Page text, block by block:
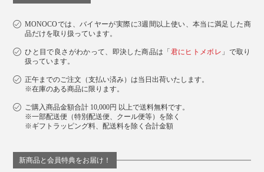
MONOCOでは、バイヤーが実際に3週間以上使い、本当に満足した商
品だけを取り扱っています。
ひと目で良さがわかって、即決した商品は「君にヒトメボレ 」で取り
扱っています。
正午までのご注文（支払い済み）は当日出荷いたします。
※在庫のある商品に限ります。
ご購入商品金額合計 10,000円 以上で送料無料です。
※一部配送便（特別配送便、クール便等）を除く
※ギフトラッピング料、配送料を除く合計金額
新商品と会員特典をお届け！